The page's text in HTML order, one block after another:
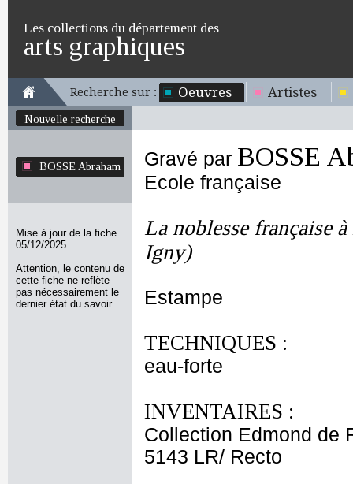
Les collections du département des
arts graphiques
Recherche sur : Oeuvres Artistes
Nouvelle recherche
BOSSE Abraham
Mise à jour de la fiche
05/12/2025
Attention, le contenu de
cette fiche ne reflète
pas nécessairement le
dernier état du savoir.
Gravé par BOSSE
Ecole française
La noblesse française
Igny)
Estampe
TECHNIQUES :
eau-forte
INVENTAIRES :
Collection Edmond de
5143 LR/ Recto